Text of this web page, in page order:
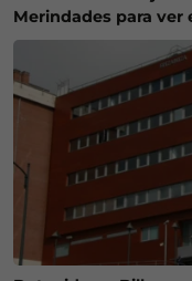
Merindades para ver